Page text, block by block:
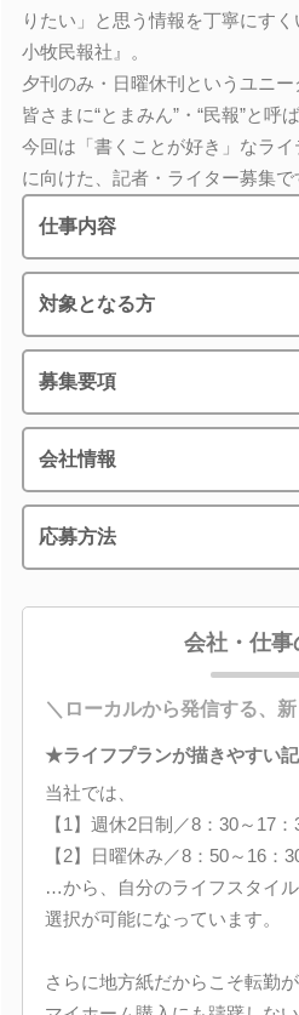
りたい」と思う情報を丁寧にす
小牧民報社』。
夕刊のみ・日曜休刊というユニ
皆さまに“とまみん”・“民報”と呼
今回は「書くことが好き」なラ
に向けた、記者・ライター募集で
仕事内容
対象となる方
募集要項
会社情報
応募方法
会社・仕事
＼ローカルから発信する、
★ライフプランが描きやすい
当社では、
【1】週休2日制／8：30～17：
【2】日曜休み／8：50～16：
…から、自分のライフスタイ
選択が可能になっています。
さらに地方紙だからこそ転勤が